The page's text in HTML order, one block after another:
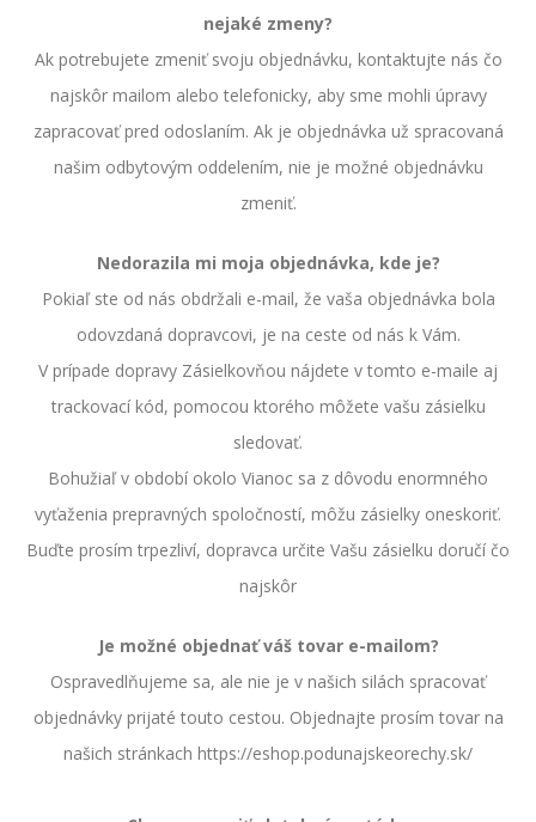
nejaké zmeny?
Ak potrebujete zmeniť svoju objednávku, kontaktujte nás čo
najskôr mailom alebo telefonicky, aby sme mohli úpravy
zapracovať pred odoslaním. Ak je objednávka už spracovaná
našim odbytovým oddelením, nie je možné objednávku
zmeniť.
Nedorazila mi moja objednávka, kde je?
Pokiaľ ste od nás obdržali e-mail, že vaša objednávka bola
odovzdaná dopravcovi, je na ceste od nás k Vám.
V prípade dopravy Zásielkovňou nájdete v tomto e-maile aj
trackovací kód, pomocou ktorého môžete vašu zásielku
sledovať.
Bohužiaľ v období okolo Vianoc sa z dôvodu enormného
vyťaženia prepravných spoločností, môžu zásielky oneskoriť.
Buďte prosím trpezliví, dopravca určite Vašu zásielku doručí čo
najskôr
Je možné objednať váš tovar e-mailom?
Ospravedlňujeme sa, ale nie je v našich silách spracovať
objednávky prijaté touto cestou. Objednajte prosím tovar na
našich stránkach https://eshop.podunajskeorechy.sk/